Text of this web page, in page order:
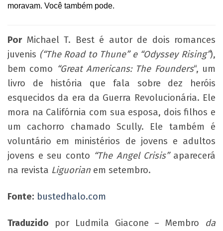
moravam. Você também pode.
PorMichael T. Best é autor de dois romances
juvenis (“The Road to Thune” e “Odyssey Rising”),
bem como “Great Americans: The Founders“, um
livro de história que fala sobre dez heróis
esquecidos da era da Guerra Revolucionária. Ele
mora na Califórnia com sua esposa, dois filhos e
um cachorro chamado Scully. Ele também é
voluntário em ministérios de jovens e adultos
jovens e seu conto “The Angel Crisis” aparecerá
na revista Liguorian em setembro.
Fonte: bustedhalo.com
Traduzido por Ludmila Giacone – Membro da